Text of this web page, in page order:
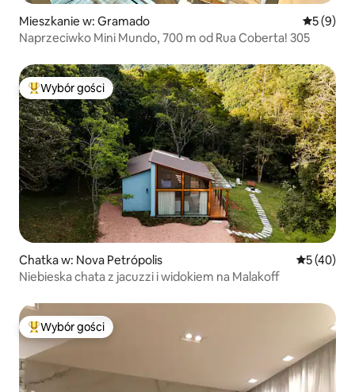
Mieszkanie w: Gramado Średnia
5 (9)
Naprzeciwko Mini Mundo, 700 m od Rua Coberta! 305
Najpopularniejsze z kategorii Wybór gości
Wybór gości
Chatka w: Nova Petrópolis Średnia
5 (40)
Niebieska chata z jacuzzi i widokiem na Malakoff
Najpopularniejsze z kategorii Wybór gości
Wybór gości